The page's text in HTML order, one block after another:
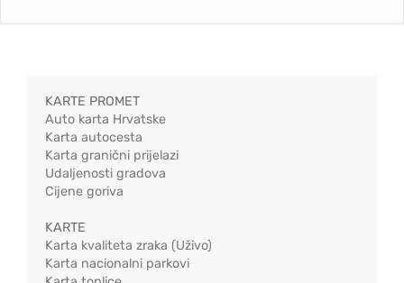
KARTE PROMET
Auto karta Hrvatske
Karta autocesta
Karta granični prijelazi
Udaljenosti gradova
Cijene goriva
KARTE
Karta kvaliteta zraka (Uživo)
Karta nacionalni parkovi